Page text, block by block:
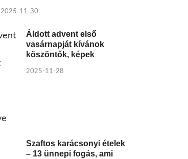
2025-11-30
Áldott advent első
vasárnapját kívánok
köszöntők, képek
2025-11-28
Szaftos karácsonyi ételek
– 13 ünnepi fogás, ami